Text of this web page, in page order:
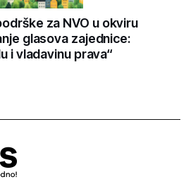
za NVO u okviru
glasova zajednice:
i vladavinu prava“